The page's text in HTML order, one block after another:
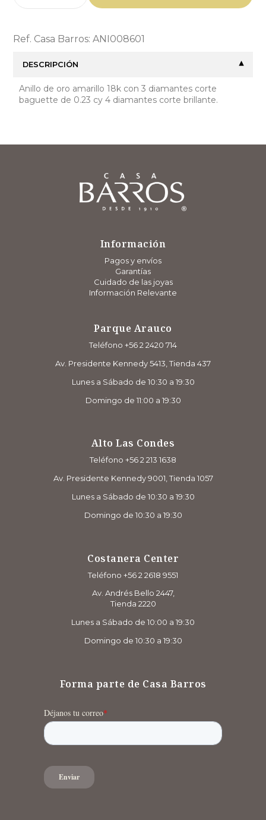
Ref. Casa Barros: ANI008601
DESCRIPCIÓN
Anillo de oro amarillo 18k con 3 diamantes corte
baguette de 0.23 cy 4 diamantes corte brillante.
Información
Pagos y envíos
Garantías
Cuidado de las joyas
Información Relevante
Parque Arauco
Teléfono +56 2 2420 714
Av. Presidente Kennedy 5413, Tienda 437
Lunes a Sábado de 10:30 a 19:30
Domingo de 11:00 a 19:30
Alto Las Condes
Teléfono +56 2 213 1638
Av. Presidente Kennedy 9001, Tienda 1057
Lunes a Sábado de 10:30 a 19:30
Domingo de 10:30 a 19:30
Costanera Center
Teléfono +56 2 2618 9551
Av. Andrés Bello 2447,
Tienda 2220
Lunes a Sábado de 10:00 a 19:30
Domingo de 10:30 a 19:30
Forma parte de Casa Barros